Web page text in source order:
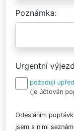
Poznámka
Urgentní výjezd
požaduji
(je účtován
Odesláním
jsem s nimi